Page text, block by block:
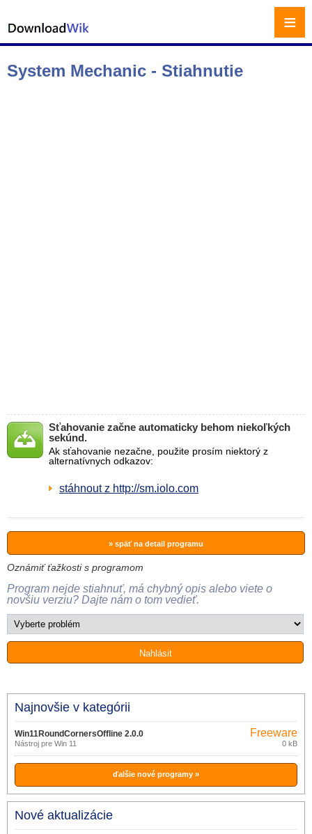
System Mechanic - Stiahnutie
Sťahovanie začne automaticky behom niekoľkých
sekúnd.
Ak sťahovanie nezačne, použite prosím niektorý z
alternatívnych odkazov:
stáhnout z http://sm.iolo.com
» späť na detail programu
Oznámiť ťažkosti s programom
Program nejde stiahnuť, má chybný opis alebo viete o
novšiu verziu? Dajte nám o tom vedieť.
Najnovšie v kategórii
Win11RoundCornersOffline 2.0.0
Nástroj pre Win 11
Freeware
0 kB
ďalšie nové programy »
Nové aktualizácie
≡